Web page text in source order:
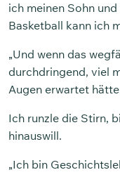
ich meinen Sohn
Basketball kann ich
„Und wenn das
durchdringend, viel
Augen erwartet
Ich runzle die Stirn,
hinauswill.
„Ich bin